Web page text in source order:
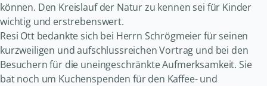
können. Den Kreislauf der Natur zu kennen sei für Kinder
wichtig und erstrebenswert.
Resi Ott bedankte sich bei Herrn Schrögmeier für seinen
kurzweiligen und aufschlussreichen Vortrag und bei den
Besuchern für die uneingeschränkte Aufmerksamkeit. Sie
bat noch um Kuchenspenden für den Kaffee- und